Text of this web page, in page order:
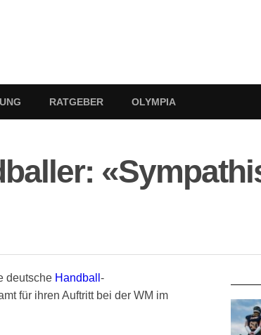
RATGEBER OLYMPIA
deutsche Handball -
für ihren Auftritt bei der WM im